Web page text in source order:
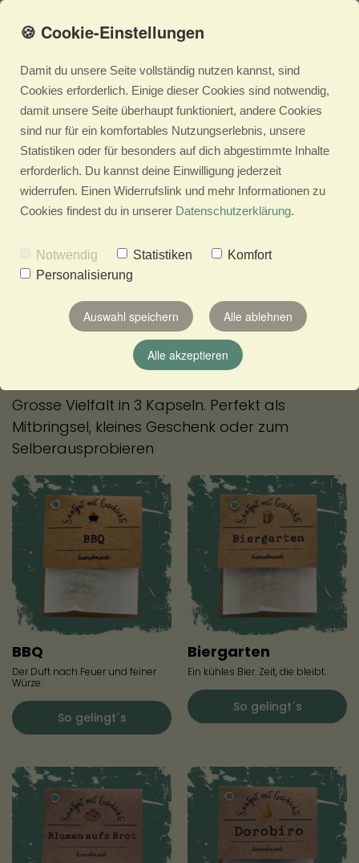
Sortiment
Dreierlei-Kollektion
Siebensachen-Kollektion
Dreierlei-Kollektion
Grosse Vielfalt in 3 Kapseln. Perfekt als
Mitbringsel, kleines Geschenk oder zum
Selberausprobieren
BBQ
Der Duft nach Feuer und feiner
Würze.
So gelingt´s
Biergarten
Ein kühles Bier. Zeit, die bleibt.
So gelingt´s
🍪 Cookie-Einstellungen
Damit du unsere Seite vollständig nutzen kannst, sind
Cookies erforderlich. Einige dieser Cookies sind notwendig,
damit unsere Seite überhaupt funktioniert, andere Cookies
sind nur für ein komfortables Nutzungserlebnis, unsere
Statistiken oder für besonders auf dich abgestimmte Inhalte
erforderlich. Du kannst deine Einwilligung jederzeit
widerrufen. Einen Widerrufslink und mehr Informationen zu
Cookies findest du in unserer Datenschutzerklärung.
Notwendig Statistiken
Komfort
Personalisierung
Auswahl speichern Alle ablehnen
Alle akzeptieren